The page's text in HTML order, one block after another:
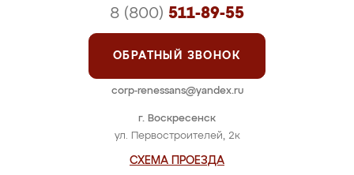
г. Воскресенск
ул. Первостроителей, 2к
СХЕМА ПРОЕЗДА
8 (800) 511-89-55
ОБРАТНЫЙ ЗВОНОК
corp-renessans@yandex.ru